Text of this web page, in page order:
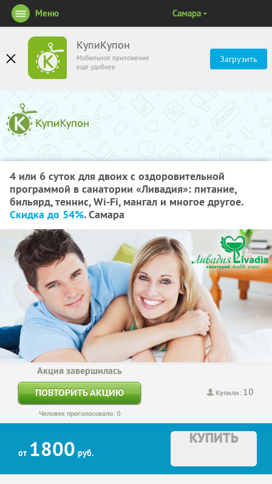
КупиКупон
Мобильное приложение
ещё удобнее
Загрузить
Меню Самара
4 или 6 суток для двоих с оздоровительной
программой в санатории «Ливадия»: питание,
бильярд, теннис, Wi-Fi, мангал и многое другое.
Скидка до 54%. Самара
Купили: 10
Акция завершилась
ПОВТОРИТЬ АКЦИЮ
Человек проголосовало: 0
от 1800 руб.
КУПИТЬ